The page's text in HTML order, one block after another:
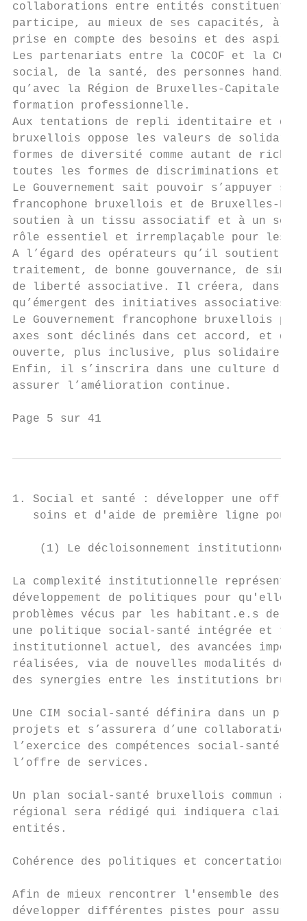
collaborations entre entités constituent
participe, au mieux de ses capacités, à
prise en compte des besoins et des
Les partenariats entre la COCOF et la
social, de la santé, des personnes
qu’avec la Région de Bruxelles-Capitale
formation professionnelle.
Aux tentations de repli identitaire et
bruxellois oppose les valeurs de
formes de diversité comme autant de
toutes les formes de discriminations et
Le Gouvernement sait pouvoir s’appuyer
francophone bruxellois et de Bruxelles-
soutien à un tissu associatif et à un
rôle essentiel et irremplaçable pour les
A l’égard des opérateurs qu’il soutient,
traitement, de bonne gouvernance, de
de liberté associative. Il créera, dans sa
qu’émergent des initiatives associatives
Le Gouvernement francophone bruxellois
axes sont déclinés dans cet accord, et qui
ouverte, plus inclusive, plus solidaire,
Enfin, il s’inscrira dans une culture
assurer l’amélioration continue.
Page 5 sur 41
1. Social et santé : développer une offre
soins et d'aide de première ligne pour
    (1) Le décloisonnement institutionnel
La complexité institutionnelle représente,
développement de politiques pour qu'elles
problèmes vécus par les habitant.e.s de
une politique social-santé intégrée et
institutionnel actuel, des avancées
réalisées, via de nouvelles modalités de
des synergies entre les institutions
Une CIM social-santé définira dans un
projets et s’assurera d’une
l’exercice des compétences social-santé,
l’offre de services.
Un plan social-santé bruxellois commun
régional sera rédigé qui indiquera
entités.
Cohérence des politiques et concertation
Afin de mieux rencontrer l'ensemble des
développer différentes pistes pour assurer